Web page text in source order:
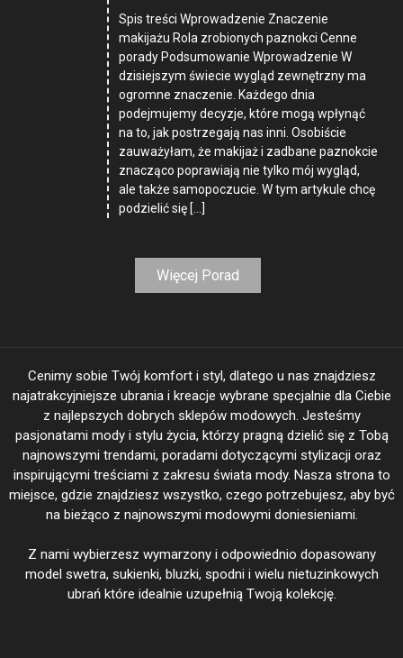
Spis treści Wprowadzenie Znaczenie
makijażu Rola zrobionych paznokci Cenne
porady Podsumowanie Wprowadzenie W
dzisiejszym świecie wygląd zewnętrzny ma
ogromne znaczenie. Każdego dnia
podejmujemy decyzje, które mogą wpłynąć
na to, jak postrzegają nas inni. Osobiście
zauważyłam, że makijaż i zadbane paznokcie
znacząco poprawiają nie tylko mój wygląd,
ale także samopoczucie. W tym artykule chcę
podzielić się […]
Więcej Porad
Cenimy sobie Twój komfort i styl, dlatego u nas znajdziesz
najatrakcyjniejsze ubrania i kreacje wybrane specjalnie dla Ciebie
z najlepszych dobrych sklepów modowych. Jesteśmy
pasjonatami mody i stylu życia, którzy pragną dzielić się z Tobą
najnowszymi trendami, poradami dotyczącymi stylizacji oraz
inspirującymi treściami z zakresu świata mody. Nasza strona to
miejsce, gdzie znajdziesz wszystko, czego potrzebujesz, aby być
na bieżąco z najnowszymi modowymi doniesieniami.
Z nami wybierzesz wymarzony i odpowiednio dopasowany
model swetra, sukienki, bluzki, spodni i wielu nietuzinkowych
ubrań które idealnie uzupełnią Twoją kolekcję.